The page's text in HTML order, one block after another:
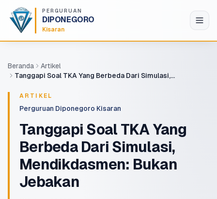
Lompat ke konten utama
PERGURUAN
DIPONEGORO
Kisaran
Beranda
Artikel
Tanggapi Soal TKA Yang Berbeda Dari Simulasi,
ARTIKEL
Perguruan Diponegoro Kisaran
Tanggapi Soal TKA Yang
Berbeda Dari Simulasi,
Mendikdasmen: Bukan
Jebakan